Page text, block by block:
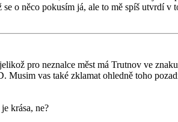
o něco pokusím já, ale to mě spíš utvrdí v
pro neznalce měst má Trutnov ve
vas také zklamat ohledně toho
krása, ne?